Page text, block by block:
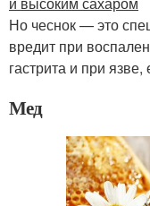
Но чеснок — это
вредит при
гастрита и при
Мед